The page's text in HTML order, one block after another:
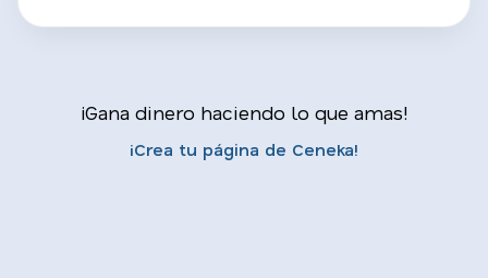
¡Gana dinero haciendo lo que amas!
¡Crea tu página de Ceneka!